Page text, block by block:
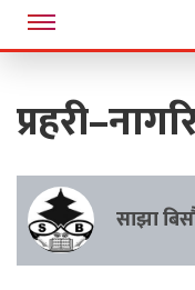
साझा